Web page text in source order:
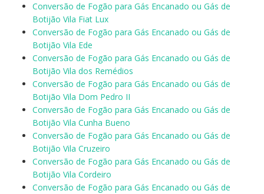
Conversão de Fogão para Gás Encanado ou Gás de
Botijão Vila Fiat Lux
Conversão de Fogão para Gás Encanado ou Gás de
Botijão Vila Ede
Conversão de Fogão para Gás Encanado ou Gás de
Botijão Vila dos Remédios
Conversão de Fogão para Gás Encanado ou Gás de
Botijão Vila Dom Pedro II
Conversão de Fogão para Gás Encanado ou Gás de
Botijão Vila Cunha Bueno
Conversão de Fogão para Gás Encanado ou Gás de
Botijão Vila Cruzeiro
Conversão de Fogão para Gás Encanado ou Gás de
Botijão Vila Cordeiro
Conversão de Fogão para Gás Encanado ou Gás de